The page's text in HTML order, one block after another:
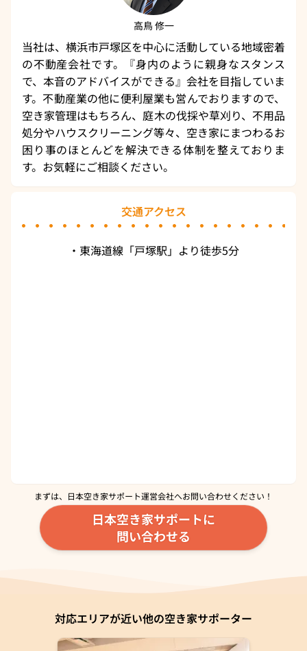
高鳥 修一
当社は、横浜市戸塚区を中心に活動している地域密着
の不動産会社です。『身内のように親身なスタンス
で、本音のアドバイスができる』会社を目指していま
す。不動産業の他に便利屋業も営んでおりますので、
空き家管理はもちろん、庭木の伐採や草刈り、不用品
処分やハウスクリーニング等々、空き家にまつわるお
困り事のほとんどを解決できる体制を整えておりま
す。お気軽にご相談ください。
交通アクセス
・東海道線「戸塚駅」より徒歩5分
まずは、日本空き家サポート運営会社へお問い合わせください！
日本空き家サポートに
問い合わせる
対応エリアが近い他の空き家サポーター